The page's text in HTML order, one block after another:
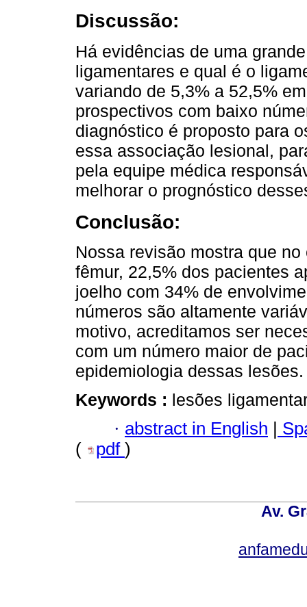
Discussão:
Há evidências de uma
ligamentares e qual é o
variando de 5,3% a 52,5%
prospectivos com baixo
diagnóstico é proposto para
essa associação lesional,
pela equipe médica
melhorar o prognóstico
Conclusão:
Nossa revisão mostra que
fêmur, 22,5% dos pacientes
joelho com 34% de
números são altamente
motivo, acreditamos ser
com um número maior de
epidemiologia dessas lesões.
Keywords : lesões
· abstract in English
(
pdf )
Av.